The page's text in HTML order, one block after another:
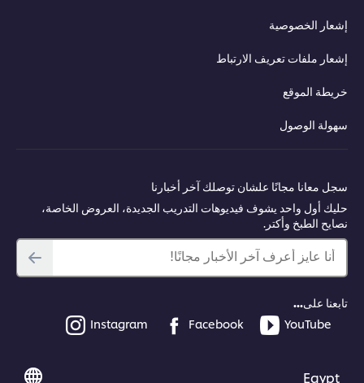
إشعار الخصوصية
إشعار ملفات تعريف الارتباط
خريطة الموقع
سهولة الوصول
سجل معانا مجانًا علشان توصلك آخر أخبارنا
حليك أول واحد يشوف فيديوهات التدريب الجديدة، العروض الخاصة،
نصايح الطبخ وأكتر.
أنا عايز أعرف آخر الأخبار مجانًا!
تابعنا على...
YouTube
Facebook
Instagram
Egypt